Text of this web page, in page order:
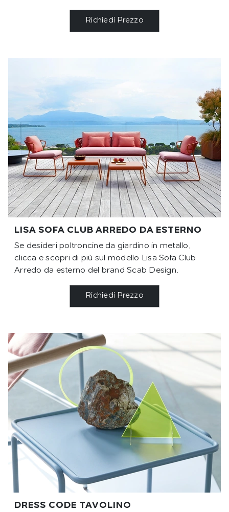
Richiedi Prezzo
LISA SOFA CLUB ARREDO DA ESTERNO
Se desideri poltroncine da giardino in metallo,
clicca e scopri di più sul modello Lisa Sofa Club
Arredo da esterno del brand Scab Design.
Richiedi Prezzo
DRESS CODE TAVOLINO